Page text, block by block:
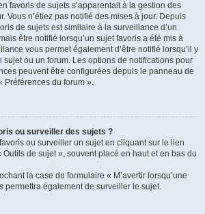
favoris de sujets s’apparentait à la gestion des
Vous n’étiez pas notifié des mises à jour. Depuis
de sujets est similaire à la surveillance d’un
être notifié lorsqu’un sujet favoris a été mis à
vous permet également d’être notifié lorsqu’il y
sujet ou un forum. Les options de notifications pour
peuvent être configurées depuis le panneau de
Préférences du forum ».
ou surveiller des sujets ?
ou surveiller un sujet en cliquant sur le lien
de sujet », souvent placé en haut et en bas du
la case du formulaire « M’avertir lorsqu’une
permettra également de surveiller le sujet.